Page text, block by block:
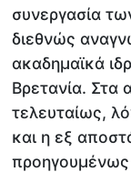
συνεργασία
διεθνώς
ακαδημαϊκά
Βρετανία. Στα
τελευταίως,
και η εξ
προηγουμένως